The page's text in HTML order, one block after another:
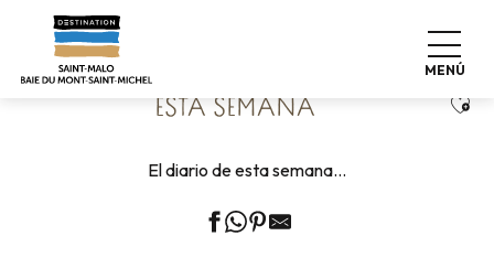
contenu
MENÚ
Home Vivir como en casa Esta semana
ESTA SEMANA
El diario de esta semana…